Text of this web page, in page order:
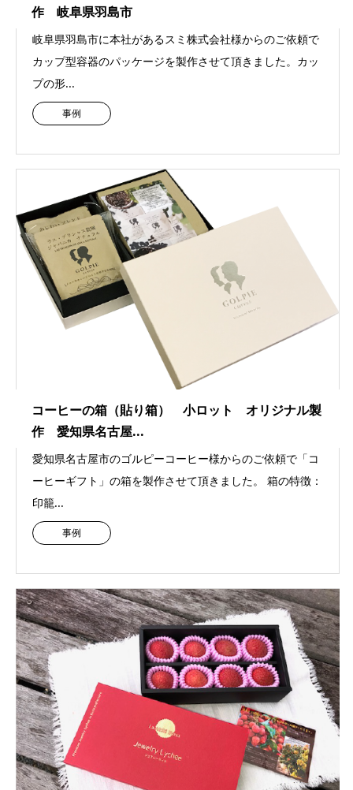
作 岐阜県羽島市
岐阜県羽島市に本社があるスミ株式会社様からのご依頼で
カップ型容器のパッケージを製作させて頂きました。カッ
プの形...
事例
コーヒーの箱（貼り箱） 小ロット オリジナル製
作 愛知県名古屋...
愛知県名古屋市のゴルピーコーヒー様からのご依頼で「コ
ーヒーギフト」の箱を製作させて頂きました。 箱の特徴：
印籠...
事例